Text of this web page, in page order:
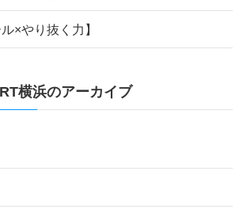
×やり抜く力】
横浜のアーカイブ